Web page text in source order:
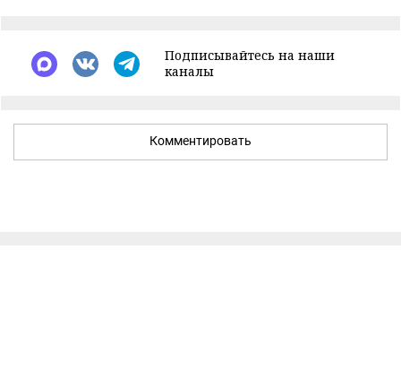
Подписывайтесь на наши
каналы
Комментировать